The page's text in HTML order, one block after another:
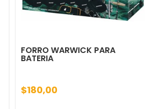
FORRO WARWICK PARA
BATERIA
$180,00